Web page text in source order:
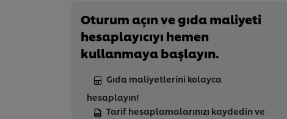
Oturum açın ve gıda maliyeti
hesaplayıcıyı hemen
kullanmaya başlayın.
Gıda maliyetlerini kolayca
hesaplayın!
Tarif hesaplamalarınızı kaydedin ve